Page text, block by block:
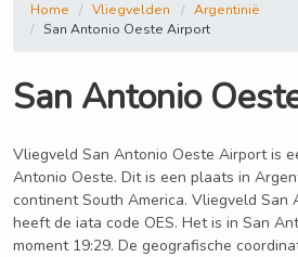
Home Vliegvelden
Argentinië
San Antonio Oeste Airport
San Antonio
Vliegveld San Antonio Oeste Airport is
Antonio Oeste. Dit is een plaats in
continent South America. Vliegveld San
heeft de iata code OES. Het is in San
moment 19:29. De geografische